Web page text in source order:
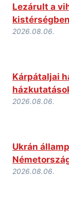
Lezárult a
kistérségben
2026.08.06.
Kárpátaljai
2026.08.06.
Ukrán
2026.08.06.